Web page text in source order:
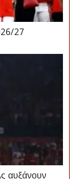
27
αυξάνουν